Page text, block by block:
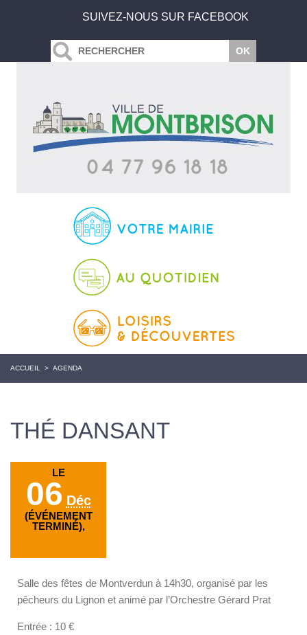
SUIVEZ-NOUS SUR FACEBOOK
ACCUEIL > AGENDA
THÉ DANSANT
LE
06 Déc
(ÉVÉNEMENT
TERMINÉ),
Salle des fêtes de Montverdun à 14h30, organisé par les
pêcheurs du Lignon et animé par l’Orchestre Gérard Prat
Entrée : 10 €